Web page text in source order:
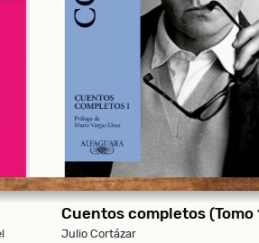
Cuentos completos (Tomo 1)
Julio Cortázar